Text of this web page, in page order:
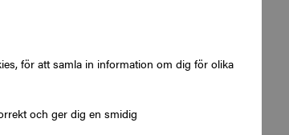
för att samla in information om dig för olika
och ger dig en smidig